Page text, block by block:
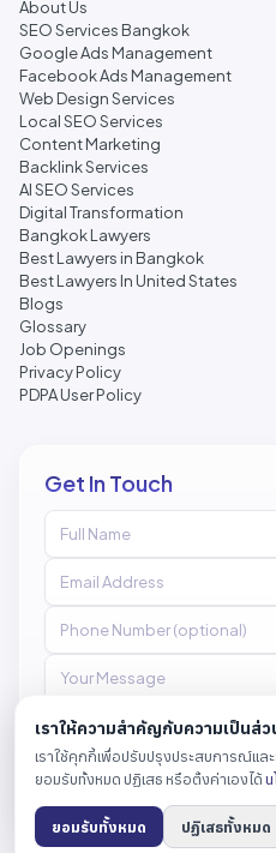
About Us
SEO Services Bangkok
Google Ads Management
Facebook Ads Management
Web Design Services
Local SEO Services
Content Marketing
Backlink Services
AI SEO Services
Digital Transformation
Bangkok Lawyers
Best Lawyers in Bangkok
Best Lawyers In United States
Blogs
Glossary
Job Openings
Privacy Policy
PDPA User Policy
Get In Touch
Send
เราให้ความสำคัญกับความเป็นส่
เราใช้คุกกี้เพื่อปรับปรุงประสบการณ์แล
ยอมรับทั้งหมด ปฏิเสธ หรือตั้งค่าเองได้น
ยอมรับทั้งหมด ปฏิเสธทั้งหมด